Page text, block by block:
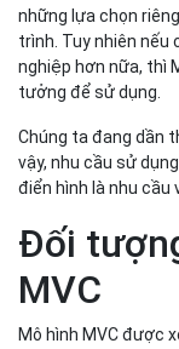
những lựa chọn
trình. Tuy nhiên nếu
nghiệp hơn nữa, thì
tưởng để sử dụng.
Chúng ta đang dần
vậy, nhu cầu sử
điển hình là nhu cầu
Đối
MVC
Mô hình MVC được